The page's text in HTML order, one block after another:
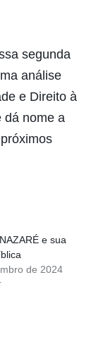
segunda
análise
e Direito à
dá nome a
e sua
de 2024